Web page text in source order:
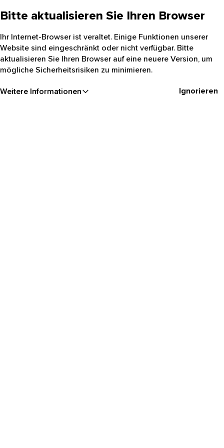
Bitte aktualisieren Sie Ihren Browser
Ihr Internet-Browser ist veraltet. Einige Funktionen unserer
Website sind eingeschränkt oder nicht verfügbar. Bitte
aktualisieren Sie Ihren Browser auf eine neuere Version, um
mögliche Sicherheitsrisiken zu minimieren.
Weitere Informationen Ignorieren